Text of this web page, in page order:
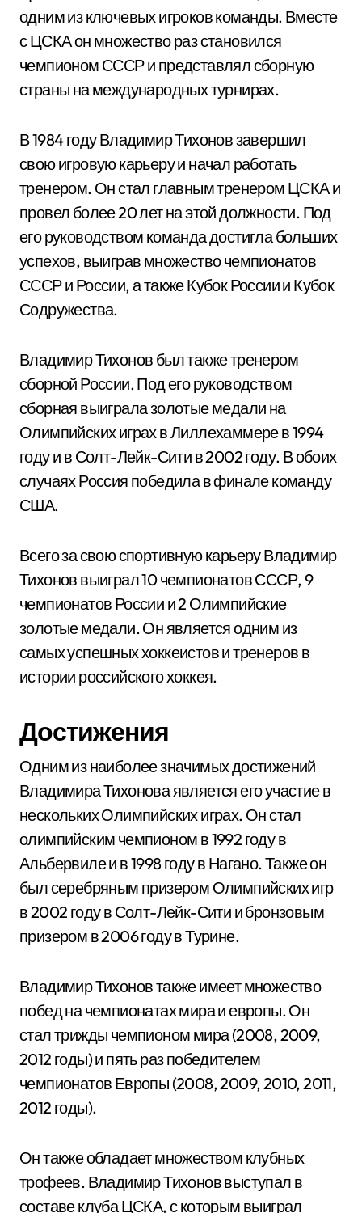
одним из ключевых игроков команды. Вместе
с ЦСКА он множество раз становился
чемпионом СССР и представлял сборную
страны на международных турнирах.
В 1984 году Владимир Тихонов завершил
свою игровую карьеру и начал работать
тренером. Он стал главным тренером ЦСКА и
провел более 20 лет на этой должности. Под
его руководством команда достигла больших
успехов, выиграв множество чемпионатов
СССР и России, а также Кубок России и Кубок
Содружества.
Владимир Тихонов был также тренером
сборной России. Под его руководством
сборная выиграла золотые медали на
Олимпийских играх в Лиллехаммере в 1994
году и в Солт-Лейк-Сити в 2002 году. В обоих
случаях Россия победила в финале команду
США.
Всего за свою спортивную карьеру Владимир
Тихонов выиграл 10 чемпионатов СССР, 9
чемпионатов России и 2 Олимпийские
золотые медали. Он является одним из
самых успешных хоккеистов и тренеров в
истории российского хоккея.
Достижения
Одним из наиболее значимых достижений
Владимира Тихонова является его участие в
нескольких Олимпийских играх. Он стал
олимпийским чемпионом в 1992 году в
Альбервиле и в 1998 году в Нагано. Также он
был серебряным призером Олимпийских игр
в 2002 году в Солт-Лейк-Сити и бронзовым
призером в 2006 году в Турине.
Владимир Тихонов также имеет множество
побед на чемпионатах мира и европы. Он
стал трижды чемпионом мира (2008, 2009,
2012 годы) и пять раз победителем
чемпионатов Европы (2008, 2009, 2010, 2011,
2012 годы).
Он также обладает множеством клубных
трофеев. Владимир Тихонов выступал в
составе клуба ЦСКА, с которым выиграл